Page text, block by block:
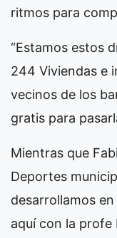
ritmos para
“Estamos estos
244 Viviendas e
vecinos de los
gratis para
Mientras que
Deportes
desarrollamos
aquí con la profe